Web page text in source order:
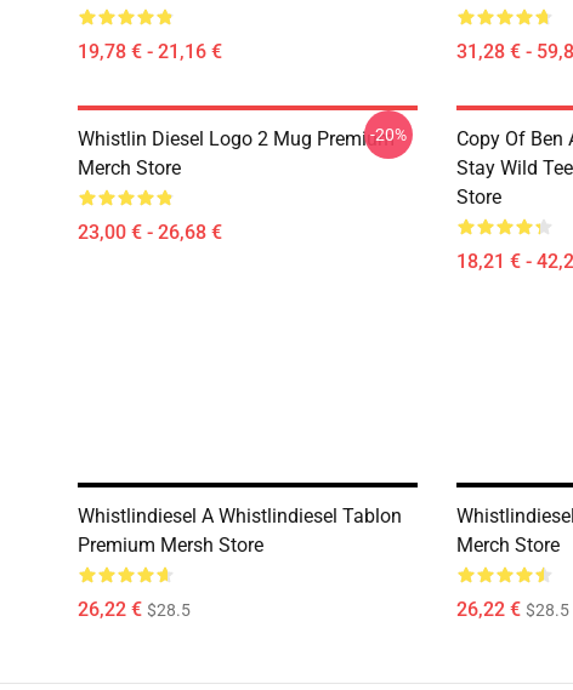
19,78 € - 21,16 € 31,28 € -
Whistlin Diesel Logo 2 Mug Premium
Merch Store
23,00 € - 26,68 €
-20%
Copy Of Ben
Stay Wild
Store
18,21 € -
Whistlindiesel A Whistlindiesel Tablon
Premium Mersh Store
26,22 € $28.5
Merch Store
26,22 € $28.5